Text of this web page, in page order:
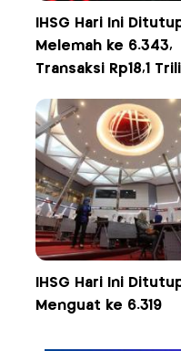
IHSG Hari Ini
Melemah ke 6.343,
Transaksi Rp18,1
IHSG Hari Ini
Menguat ke 6.319